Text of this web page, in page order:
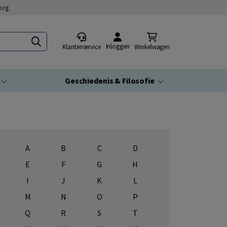
Klantenservice Inloggen Winkelwagen
Geschiedenis & Filosofie
A B C
D
E
F G
H
I
J K
L
M
N O
P
Q
R S
T